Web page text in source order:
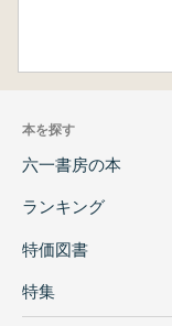
本を探す
六一書房の本
ランキング
特価図書
特集